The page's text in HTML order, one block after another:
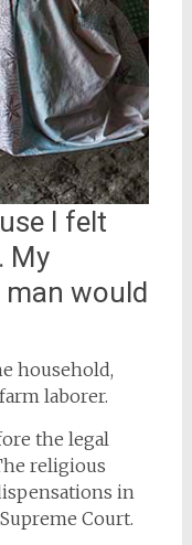
I felt
My
would
household,
laborer.
the legal
religious
in
Court.